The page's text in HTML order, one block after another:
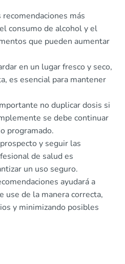
recomendaciones más
consumo de alcohol y el
que pueden aumentar
en un lugar fresco y seco,
es esencial para mantener
no duplicar dosis si
se debe continuar
programado.
y seguir las
de salud es
un uso seguro.
ayudará a
use de la manera correcta,
y minimizando posibles